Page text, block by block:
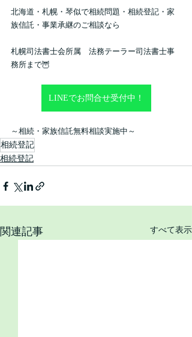
北海道・札幌・琴似で相続問題・相続登記・家
族信託・事業承継のご相談なら
札幌司法書士会所属　法務テーラー司法書士事
務所まで🦉
LINEでお問合せ受付中！
～相続・家族信託無料相談実施中～
相続登記
相続登記
関連記事 すべて表示